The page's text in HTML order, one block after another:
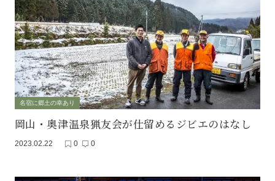
名宿に郷土の幸あり
岡山・奥津温泉猟友会が仕留めるジビエのはなし
2023.02.22 0 0